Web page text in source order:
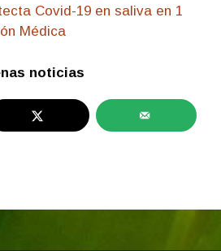
Covid-19 en saliva en 1
Médica
noticias